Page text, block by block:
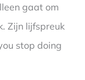
gaat om
Zijn lijfspreuk
stop doing